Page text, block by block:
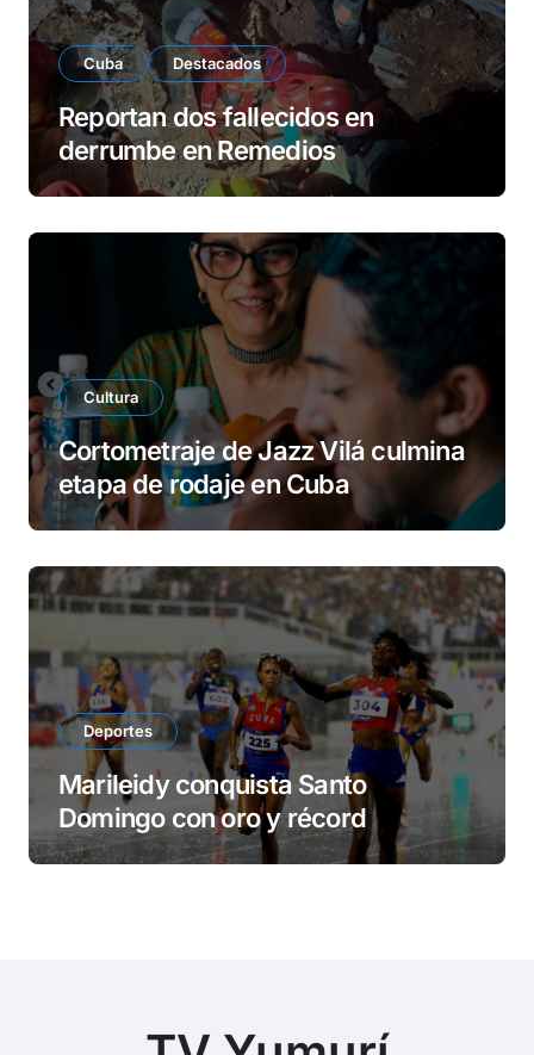
Cuba Destacados
Reportan dos fallecidos en
derrumbe en Remedios
Cultura
Cortometraje de Jazz Vilá culmina
etapa de rodaje en Cuba
Deportes
Marileidy conquista Santo
Domingo con oro y récord